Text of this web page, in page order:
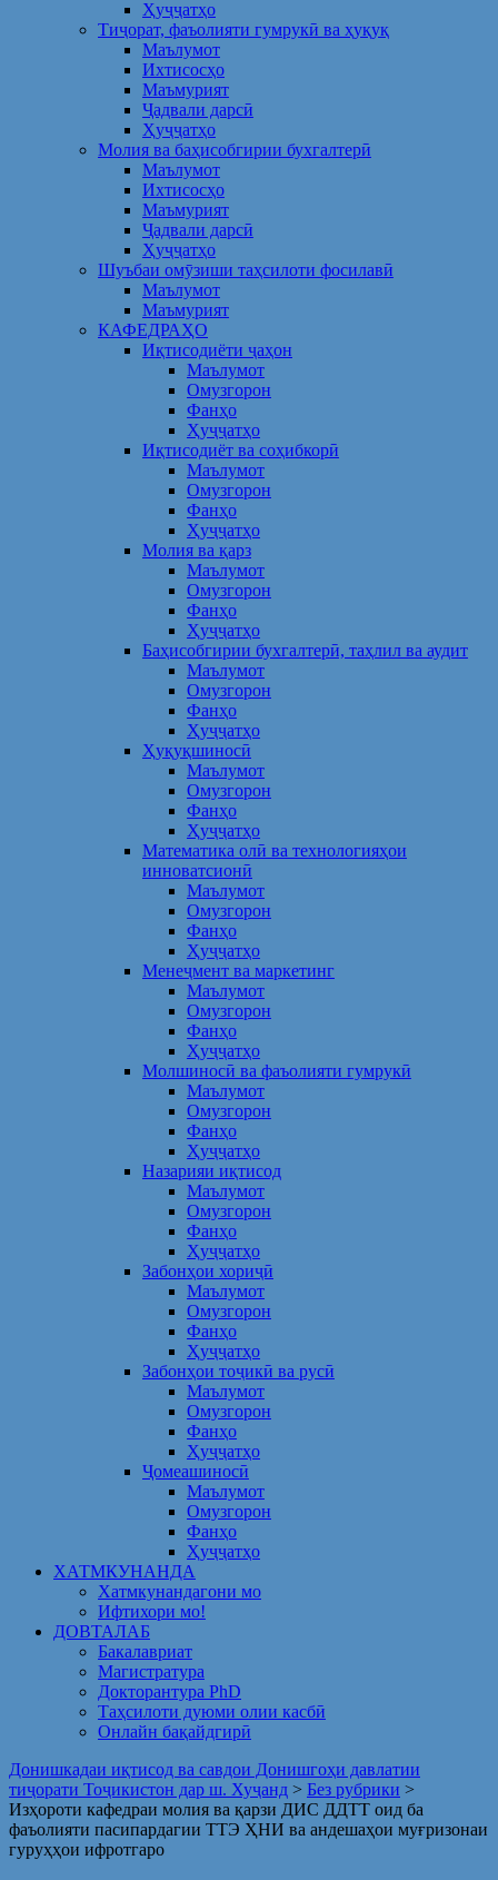
Ҳуҷҷатҳо
Тиҷорат, фаъолияти гумрукӣ ва ҳуқуқ
Маълумот
Ихтисосҳо
Маъмурият
Ҷадвали дарсӣ
Ҳуҷҷатҳо
Молия ва баҳисобгирии бухгалтерӣ
Маълумот
Ихтисосҳо
Маъмурият
Ҷадвали дарсӣ
Ҳуҷҷатҳо
Шуъбаи омӯзиши таҳсилоти фосилавӣ
Маълумот
Маъмурият
КАФЕДРАҲО
Иқтисодиёти ҷаҳон
Маълумот
Омузгорон
Фанҳо
Ҳуҷҷатҳо
Иқтисодиёт ва соҳибкорӣ
Маълумот
Омузгорон
Фанҳо
Ҳуҷҷатҳо
Молия ва қарз
Маълумот
Омузгорон
Фанҳо
Ҳуҷҷатҳо
Баҳисобгирии бухгалтерӣ, таҳлил ва аудит
Маълумот
Омузгорон
Фанҳо
Ҳуҷҷатҳо
Ҳуқуқшиносӣ
Маълумот
Омузгорон
Фанҳо
Ҳуҷҷатҳо
Математика олӣ ва технологияҳои
инноватсионӣ
Маълумот
Омузгорон
Фанҳо
Ҳуҷҷатҳо
Менеҷмент ва маркетинг
Маълумот
Омузгорон
Фанҳо
Ҳуҷҷатҳо
Молшиносӣ ва фаъолияти гумрукӣ
Маълумот
Омузгорон
Фанҳо
Ҳуҷҷатҳо
Назарияи иқтисод
Маълумот
Омузгорон
Фанҳо
Ҳуҷҷатҳо
Забонҳои хориҷӣ
Маълумот
Омузгорон
Фанҳо
Ҳуҷҷатҳо
Забонҳои тоҷикӣ ва русӣ
Маълумот
Омузгорон
Фанҳо
Ҳуҷҷатҳо
Ҷомеашиносӣ
Маълумот
Омузгорон
Фанҳо
Ҳуҷҷатҳо
ХАТМКУНАНДА
Хатмкунандагони мо
Ифтихори мо!
ДОВТАЛАБ
Бакалавриат
Магистратура
Докторантура PhD
Таҳсилоти дуюми олии касбӣ
Онлайн бақайдгирӣ
Донишкадаи иқтисод ва савдои Донишгоҳи давлатии
тиҷорати Тоҷикистон дар ш. Хуҷанд > Без рубрики >
Изҳороти кафедраи молия ва қарзи ДИС ДДТТ оид ба
фаъолияти пасипардагии ТТЭ ҲНИ ва андешаҳои муғризонаи
гуруҳҳои ифротгаро